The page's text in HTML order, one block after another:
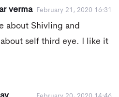
verma February 21, 2020 16:31
about Shivling and
self third eye. I like it